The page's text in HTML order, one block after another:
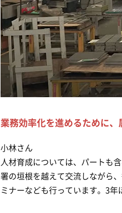
業務効率化を進めるために
小林さん
人材育成については、パートも
署の垣根を越えて交流しながら
ミナーなども行っています。3年